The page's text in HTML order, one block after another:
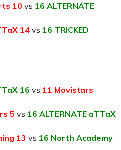
10 vs 16 ALTERNATE
14 vs 16 TRICKED
16 vs 11 Movistars
5 vs 16 ALTERNATE aTTaX
13 vs 16 North Academy